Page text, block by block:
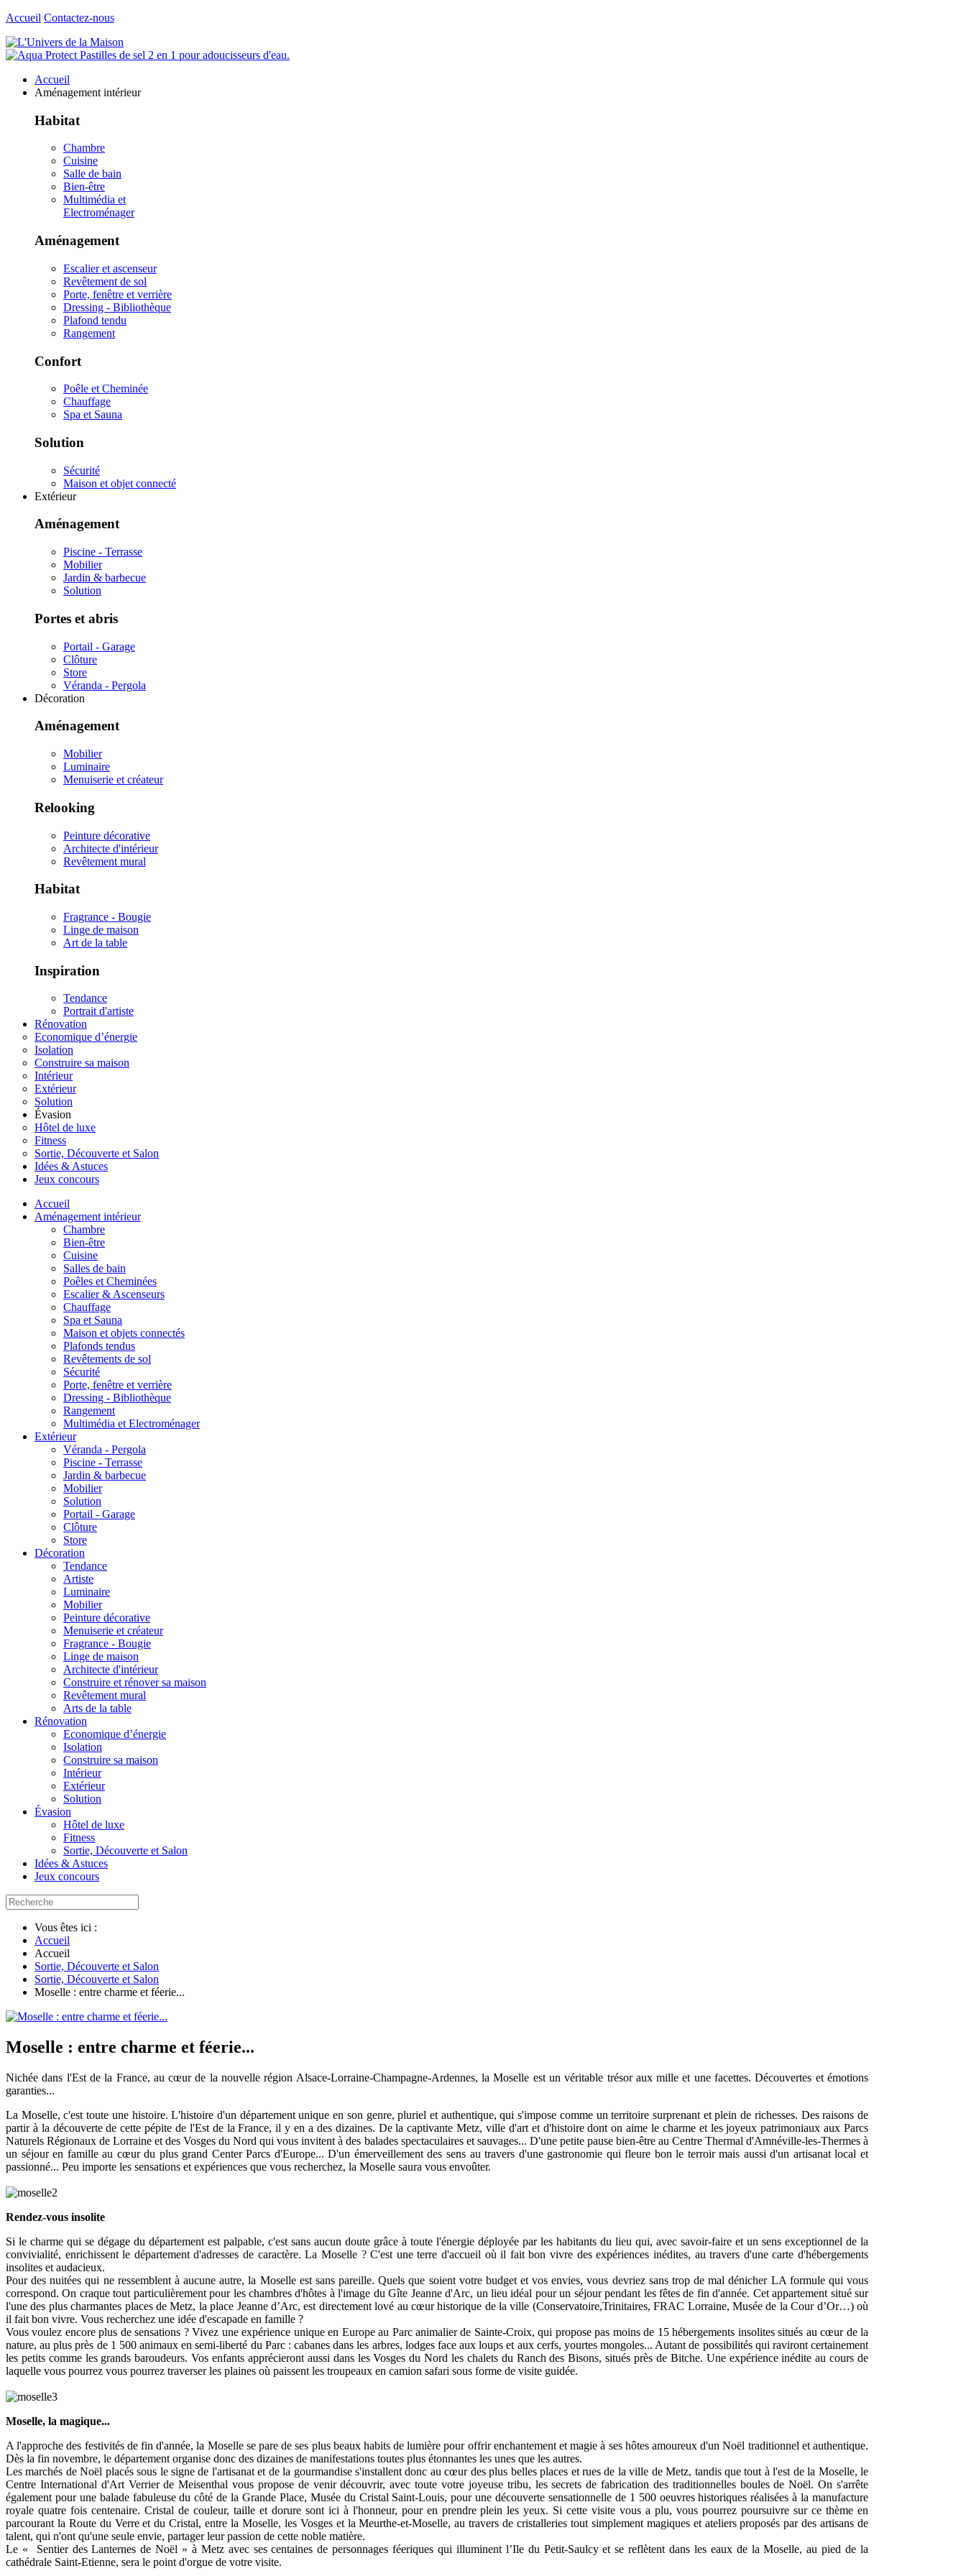
Accueil Contactez-nous
Accueil
Aménagement intérieur
Habitat
Chambre
Cuisine
Salle de bain
Bien-être
Multimédia et
Electroménager
Aménagement
Escalier et ascenseur
Revêtement de sol
Porte, fenêtre et verrière
Dressing - Bibliothèque
Plafond tendu
Rangement
Confort
Poêle et Cheminée
Chauffage
Spa et Sauna
Solution
Sécurité
Maison et objet connecté
Extérieur
Aménagement
Piscine - Terrasse
Mobilier
Jardin & barbecue
Solution
Portes et abris
Portail - Garage
Clôture
Store
Véranda - Pergola
Décoration
Aménagement
Mobilier
Luminaire
Menuiserie et créateur
Relooking
Peinture décorative
Architecte d'intérieur
Revêtement mural
Habitat
Fragrance - Bougie
Linge de maison
Art de la table
Inspiration
Tendance
Portrait d'artiste
Rénovation
Economique d’énergie
Isolation
Construire sa maison
Intérieur
Extérieur
Solution
Évasion
Hôtel de luxe
Fitness
Sortie, Découverte et Salon
Idées & Astuces
Jeux concours
Accueil
Aménagement intérieur
Chambre
Bien-être
Cuisine
Salles de bain
Poêles et Cheminées
Escalier & Ascenseurs
Chauffage
Spa et Sauna
Maison et objets connectés
Plafonds tendus
Revêtements de sol
Sécurité
Porte, fenêtre et verrière
Dressing - Bibliothèque
Rangement
Multimédia et Electroménager
Extérieur
Véranda - Pergola
Piscine - Terrasse
Jardin & barbecue
Mobilier
Solution
Portail - Garage
Clôture
Store
Décoration
Tendance
Artiste
Luminaire
Mobilier
Peinture décorative
Menuiserie et créateur
Fragrance - Bougie
Linge de maison
Architecte d'intérieur
Construire et rénover sa maison
Revêtement mural
Arts de la table
Rénovation
Economique d’énergie
Isolation
Construire sa maison
Intérieur
Extérieur
Solution
Évasion
Hôtel de luxe
Fitness
Sortie, Découverte et Salon
Idées & Astuces
Jeux concours
Vous êtes ici :
Accueil
Accueil
Sortie, Découverte et Salon
Sortie, Découverte et Salon
Moselle : entre charme et féerie...
Moselle : entre charme et féerie...
Nichée dans l'Est de la France, au cœur de la nouvelle région Alsace-Lorraine-Champagne-Ardennes, la Moselle est un véritable trésor aux mille et une facettes. Découvertes et émotions
garanties...
La Moselle, c'est toute une histoire. L'histoire d'un département unique en son genre, pluriel et authentique, qui s'impose comme un territoire surprenant et plein de richesses. Des raisons de
partir à la découverte de cette pépite de l'Est de la France, il y en a des dizaines. De la captivante Metz, ville d'art et d'histoire dont on aime le charme et les joyeux patrimoniaux aux Parcs
Naturels Régionaux de Lorraine et des Vosges du Nord qui vous invitent à des balades spectaculaires et sauvages... D'une petite pause bien-être au Centre Thermal d'Amnéville-les-Thermes à
un séjour en famille au cœur du plus grand Center Parcs d'Europe... D'un émerveillement des sens au travers d'une gastronomie qui fleure bon le terroir mais aussi d'un artisanat local et
passionné... Peu importe les sensations et expériences que vous recherchez, la Moselle saura vous envoûter.
Rendez-vous insolite
Si le charme qui se dégage du département est palpable, c'est sans aucun doute grâce à toute l'énergie déployée par les habitants du lieu qui, avec savoir-faire et un sens exceptionnel de la
convivialité, enrichissent le département d'adresses de caractère. La Moselle ? C'est une terre d'accueil où il fait bon vivre des expériences inédites, au travers d'une carte d'hébergements
insolites et audacieux.
Pour des nuitées qui ne ressemblent à aucune autre, la Moselle est sans pareille. Quels que soient votre budget et vos envies, vous devriez sans trop de mal dénicher LA formule qui vous
correspond. On craque tout particulièrement pour les chambres d'hôtes à l'image du Gîte Jeanne d'Arc, un lieu idéal pour un séjour pendant les fêtes de fin d'année. Cet appartement situé sur
l'une des plus charmantes places de Metz, la place Jeanne d’Arc, est directement lové au cœur historique de la ville (Conservatoire,Trinitaires, FRAC Lorraine, Musée de la Cour d’Or…) où
il fait bon vivre. Vous recherchez une idée d'escapade en famille ?
Vous voulez encore plus de sensations ? Vivez une expérience unique en Europe au Parc animalier de Sainte-Croix, qui propose pas moins de 15 hébergements insolites situés au cœur de la
nature, au plus près de 1 500 animaux en semi-liberté du Parc : cabanes dans les arbres, lodges face aux loups et aux cerfs, yourtes mongoles... Autant de possibilités qui raviront certainement
les petits comme les grands baroudeurs. Vos enfants apprécieront aussi dans les Vosges du Nord les chalets du Ranch des Bisons, situés près de Bitche. Une expérience inédite au cours de
laquelle vous pourrez vous pourrez traverser les plaines où paissent les troupeaux en camion safari sous forme de visite guidée.
Moselle, la magique...
A l'approche des festivités de fin d'année, la Moselle se pare de ses plus beaux habits de lumière pour offrir enchantement et magie à ses hôtes amoureux d'un Noël traditionnel et authentique.
Dès la fin novembre, le département organise donc des dizaines de manifestations toutes plus étonnantes les unes que les autres.
Les marchés de Noël placés sous le signe de l'artisanat et de la gourmandise s'installent donc au cœur des plus belles places et rues de la ville de Metz, tandis que tout à l'est de la Moselle, le
Centre International d'Art Verrier de Meisenthal vous propose de venir découvrir, avec toute votre joyeuse tribu, les secrets de fabrication des traditionnelles boules de Noël. On s'arrête
également pour une balade fabuleuse du côté de la Grande Place, Musée du Cristal Saint-Louis, pour une découverte sensationnelle de 1 500 oeuvres historiques réalisées à la manufacture
royale quatre fois centenaire. Cristal de couleur, taille et dorure sont ici à l'honneur, pour en prendre plein les yeux. Si cette visite vous a plu, vous pourrez poursuivre sur ce thème en
parcourant la Route du Verre et du Cristal, entre la Moselle, les Vosges et la Meurthe-et-Moselle, au travers de cristalleries tout simplement magiques et ateliers proposés par des artisans de
talent, qui n'ont qu'une seule envie, partager leur passion de cette noble matière.
Le « Sentier des Lanternes de Noël » à Metz avec ses centaines de personnages féeriques qui illuminent l’Ile du Petit-Saulcy et se reflètent dans les eaux de la Moselle, au pied de la
cathédrale Saint-Etienne, sera le point d'orgue de votre visite.